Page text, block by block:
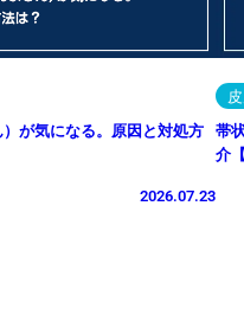
が気になる。原因と対処方
2026.07.23
帯
介